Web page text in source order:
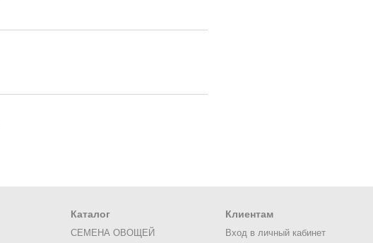
Каталог
СЕМЕНА ОВОЩЕЙ
Клиентам
Вход в личный кабинет